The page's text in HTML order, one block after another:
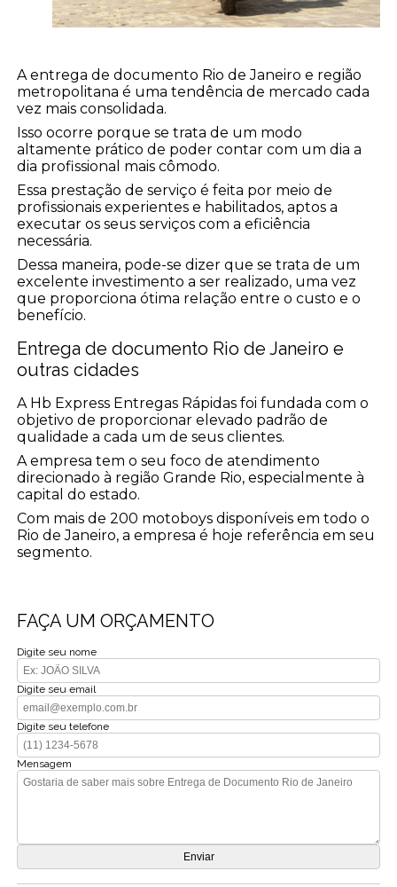
A entrega de documento Rio de Janeiro e região
metropolitana é uma tendência de mercado cada
vez mais consolidada.
Isso ocorre porque se trata de um modo
altamente prático de poder contar com um dia a
dia profissional mais cômodo.
Essa prestação de serviço é feita por meio de
profissionais experientes e habilitados, aptos a
executar os seus serviços com a eficiência
necessária.
Dessa maneira, pode-se dizer que se trata de um
excelente investimento a ser realizado, uma vez
que proporciona ótima relação entre o custo e o
benefício.
Entrega de documento Rio de Janeiro e
outras cidades
A Hb Express Entregas Rápidas foi fundada com o
objetivo de proporcionar elevado padrão de
qualidade a cada um de seus clientes.
A empresa tem o seu foco de atendimento
direcionado à região Grande Rio, especialmente à
capital do estado.
Com mais de 200 motoboys disponíveis em todo o
Rio de Janeiro, a empresa é hoje referência em seu
segmento.
FAÇA UM ORÇAMENTO
Digite seu nome
Digite seu email
Digite seu telefone
Mensagem